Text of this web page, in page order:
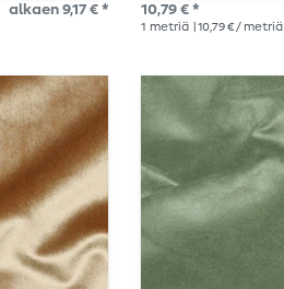
alkaen 9,17 € * 10,79 € *
1 metriä | 10,79 € / metriä